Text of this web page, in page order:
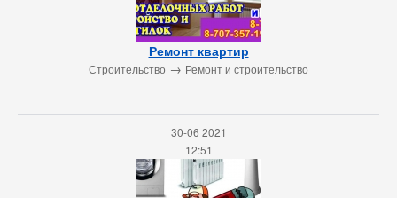
Ремонт квартир
Строительство → Ремонт и строительство
30-06 2021
12:51